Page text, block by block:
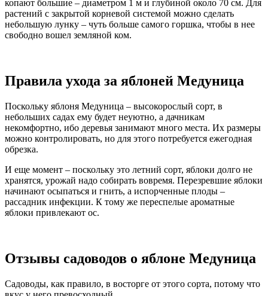
копают большие – диаметром 1 м и глубиной около 70 см. Для
растений с закрытой корневой системой можно сделать
небольшую лунку – чуть больше самого горшка, чтобы в нее
свободно вошел земляной ком.
Правила ухода за яблоней Медуница
Поскольку яблоня Медуница – высокорослый сорт, в
небольших садах ему будет неуютно, а дачникам
некомфортно, ибо деревья занимают много места. Их размеры
можно контролировать, но для этого потребуется ежегодная
обрезка.
И еще момент – поскольку это летний сорт, яблоки долго не
хранятся, урожай надо собирать вовремя. Перезревшие яблоки
начинают осыпаться и гнить, а испорченные плоды –
рассадник инфекции. К тому же переспелые ароматные
яблоки привлекают ос.
Отзывы садоводов о яблоне Медуница
Садоводы, как правило, в восторге от этого сорта, потому что